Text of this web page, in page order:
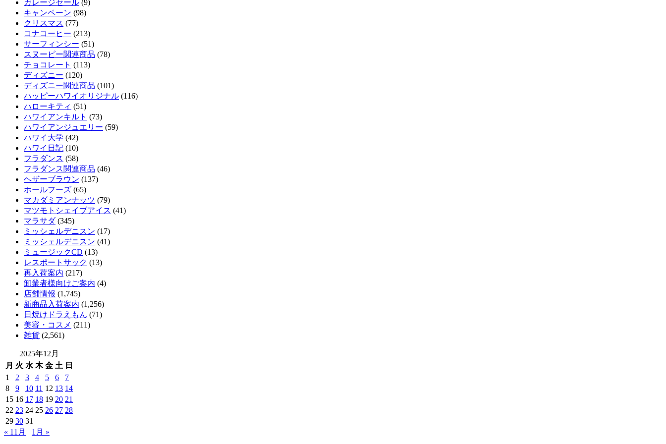
ガレージセール (9)
キャンペーン (98)
クリスマス (77)
コナコーヒー (213)
サーフィンシー (51)
スヌーピー関連商品 (78)
チョコレート (113)
ディズニー (120)
ディズニー関連商品 (101)
ハッピーハワイオリジナル (116)
ハローキティ (51)
ハワイアンキルト (73)
ハワイアンジュエリー (59)
ハワイ大学 (42)
ハワイ日記 (10)
フラダンス (58)
フラダンス関連商品 (46)
ヘザーブラウン (137)
ホールフーズ (65)
マカダミアンナッツ (79)
マツモトシェイブアイス (41)
マラサダ(345)
ミッシェルデニスン (17)
ミッシェルデニスン (41)
ミュージックCD (13)
レスポートサック (13)
再入荷案内 (217)
卸業者様向けご案内 (4)
店舗情報 (1,745)
新商品入荷案内 (1,256)
日焼けドラえもん (71)
美容・コスメ (211)
雑貨 (2,561)
2025年12月
月 火 水 木 金 土 日
1
2 3 4 5 6
7
8
9 10 11 12 13 14
15 16 17 18 19 20 21
22 23 24 25 26 27 28
29 30 31
« 11月
1月 »